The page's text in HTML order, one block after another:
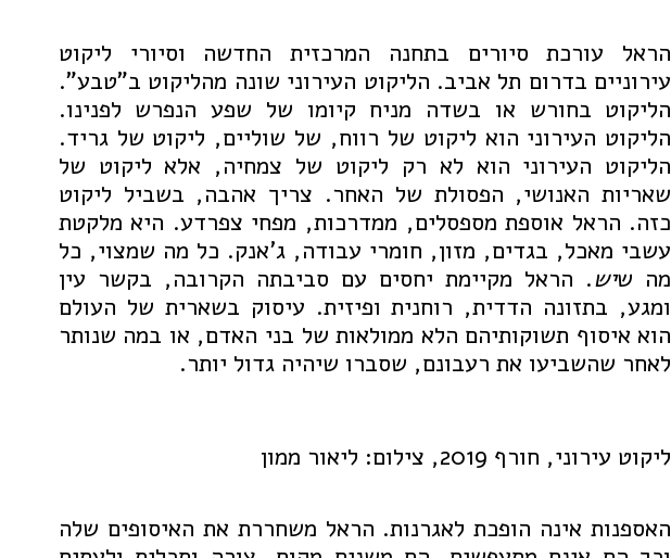
הראל עורכת סיורים בתחנה המרכזית החדשה וסיורי ליקוט
עירוניים בדרום תל אביב. הליקוט העירוני שונה מהליקוט ב"טבע".
הליקוט בחורש או בשדה מניח קיומו של שפע הנפרש לפנינו.
הליקוט העירוני הוא ליקוט של רווח, של שוליים, ליקוט של גריד.
הליקוט העירוני הוא לא רק ליקוט של צמחיה, אלא ליקוט של
שאריות האנושי, הפסולת של האחר. צריך אהבה, בשביל ליקוט
כזה. הראל אוספת מספסלים, ממדרכות, מפחי צפרדע. היא מלקטת
עשבי מאכל, בגדים, מזון, חומרי עבודה, ג'אנק. כל מה שמצוי, כל
מה שיש. הראל מקיימת יחסים עם סביבתה הקרובה, בקשר עין
ומגע, בתזונה הדדית, רוחנית ופיזית. עיסוק בשארית של העולם
הוא איסוף תשוקותיהם הלא ממולאות של בני האדם, או במה שנותר
לאחר שהשביעו את רעבונם, שסברו שיהיה גדול יותר.
ליקוט עירוני, חורף 2019, צילום: ליאור ממון
האספנות אינה הופכת לאגרנות. הראל משחררת את האיסופים שלה